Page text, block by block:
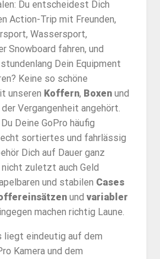
Du entscheidest Dich
Action-Trip mit Freunden,
Wassersport,
Snowboard fahren, und
Dein Equipment
Keine so schöne
unseren Koffern, Boxenund
Vergangenheit angehört.
Deine GoPro häufig
sortiertes und fahrlässig
Dich auf Dauer ganz
nicht zuletzt auch Geld
und stabilen Cases
und variabler
machen richtig Laune.
liegt eindeutig auf dem
Kamera und dem